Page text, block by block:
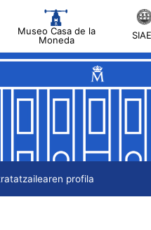
Museo Casa de la
Moneda
profila